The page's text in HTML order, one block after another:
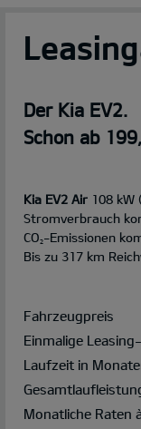
Der Kia EV2.
Schon ab
Kia EV2 Air 108 kW
Stromverbrauch
CO2-Emissionen
Bis zu 317 km
Fahrzeugpreis
Einmalige
Laufzeit in
Monatliche Raten